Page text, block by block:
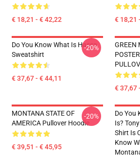
€ 18,21 - € 42,22 € 18,21
Do You Know What Is Hassa
Sweatshirt
€ 37,67 - € 44,11
-20%
GREEN
€ 37,67
MONTANA STATE OF
AMERICA Pullover Hoodie
€ 39,51 - € 45,95
-20%
Do You
Is?
Shirt Is
Know